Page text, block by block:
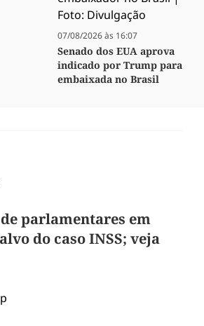
07/08/2026 às 16:07
Senado dos EUA aprova
indicado por Trump para
embaixada no Brasil
parlamentares em
do caso INSS; veja